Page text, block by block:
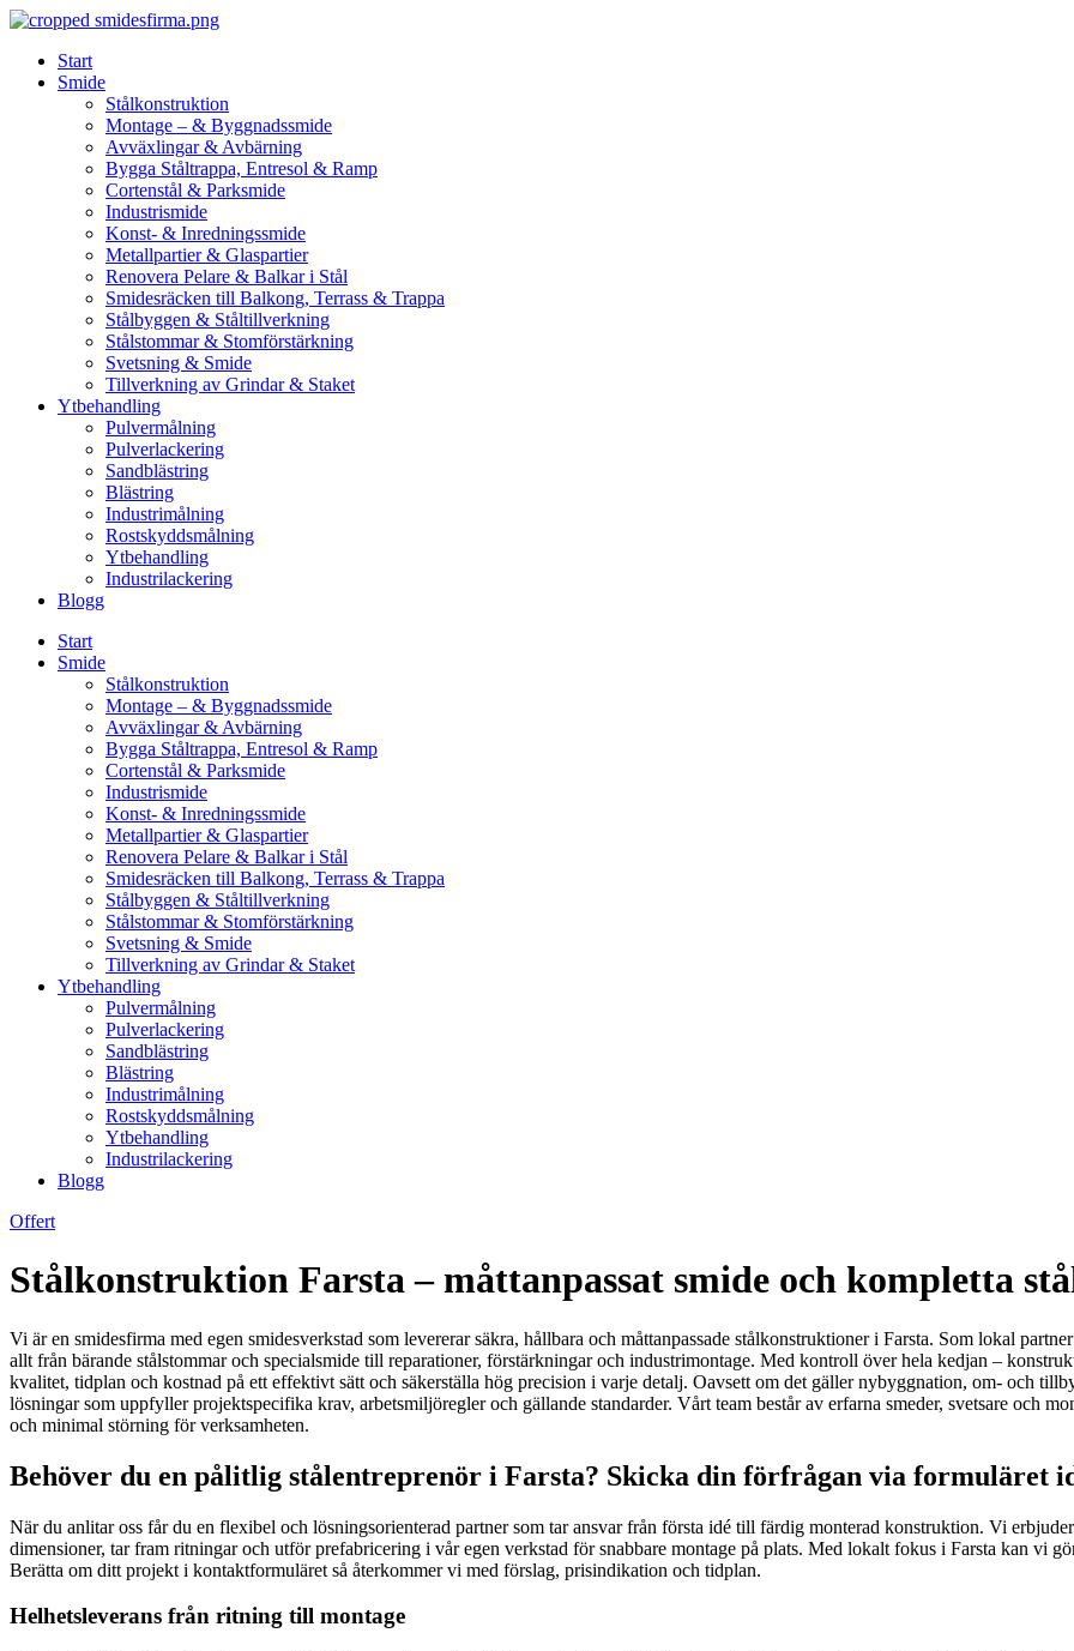
Skip
contentStart
Smide
Stålkonstruktion
Montage – & Byggnadssmide
Avväxlingar & Avbärning
Bygga Ståltrappa, Entresol & Ramp
Cortenstål & Parksmide
Industrismide
Konst- & Inredningssmide
Metallpartier & Glaspartier
Renovera Pelare & Balkar i Stål
Smidesräcken till Balkong, Terrass & Trappa
Stålbyggen & Ståltillverkning
Stålstommar & Stomförstärkning
Svetsning & Smide
Tillverkning av Grindar & Staket
Ytbehandling
Pulvermålning
Pulverlackering
Sandblästring
Blästring
Industrimålning
Rostskyddsmålning
Ytbehandling
Industrilackering
Blogg
Start
Smide
Stålkonstruktion
Montage – & Byggnadssmide
Avväxlingar & Avbärning
Bygga Ståltrappa, Entresol & Ramp
Cortenstål & Parksmide
Industrismide
Konst- & Inredningssmide
Metallpartier & Glaspartier
Renovera Pelare & Balkar i Stål
Smidesräcken till Balkong, Terrass & Trappa
Stålbyggen & Ståltillverkning
Stålstommar & Stomförstärkning
Svetsning & Smide
Tillverkning av Grindar & Staket
Ytbehandling
Pulvermålning
Pulverlackering
Sandblästring
Blästring
Industrimålning
Rostskyddsmålning
Ytbehandling
Industrilackering
Blogg
Offert
Stålkonstruktion Farsta – måttanpassat smide och kompletta
Vi är en smidesfirma med egen smidesverkstad som levererar säkra, hållbara och måttanpassade stålkonstruktioner i Farsta. Som lokal
allt från bärande stålstommar och specialsmide till reparationer, förstärkningar och industrimontage. Med kontroll över hela kedjan –
kvalitet, tidplan och kostnad på ett effektivt sätt och säkerställa hög precision i varje detalj. Oavsett om det gäller nybyggnation, om- och
lösningar som uppfyller projektspecifika krav, arbetsmiljöregler och gällande standarder. Vårt team består av erfarna smeder, svetsare och
och minimal störning för verksamheten.
Behöver du en pålitlig stålentreprenör i Farsta? Skicka din förfrågan via formuläret
När du anlitar oss får du en flexibel och lösningsorienterad partner som tar ansvar från första idé till färdig monterad konstruktion. Vi
dimensioner, tar fram ritningar och utför prefabricering i vår egen verkstad för snabbare montage på plats. Med lokalt fokus i Farsta kan vi
Berätta om ditt projekt i kontaktformuläret så återkommer vi med förslag, prisindikation och tidplan.
Helhetsleverans från ritning till montage